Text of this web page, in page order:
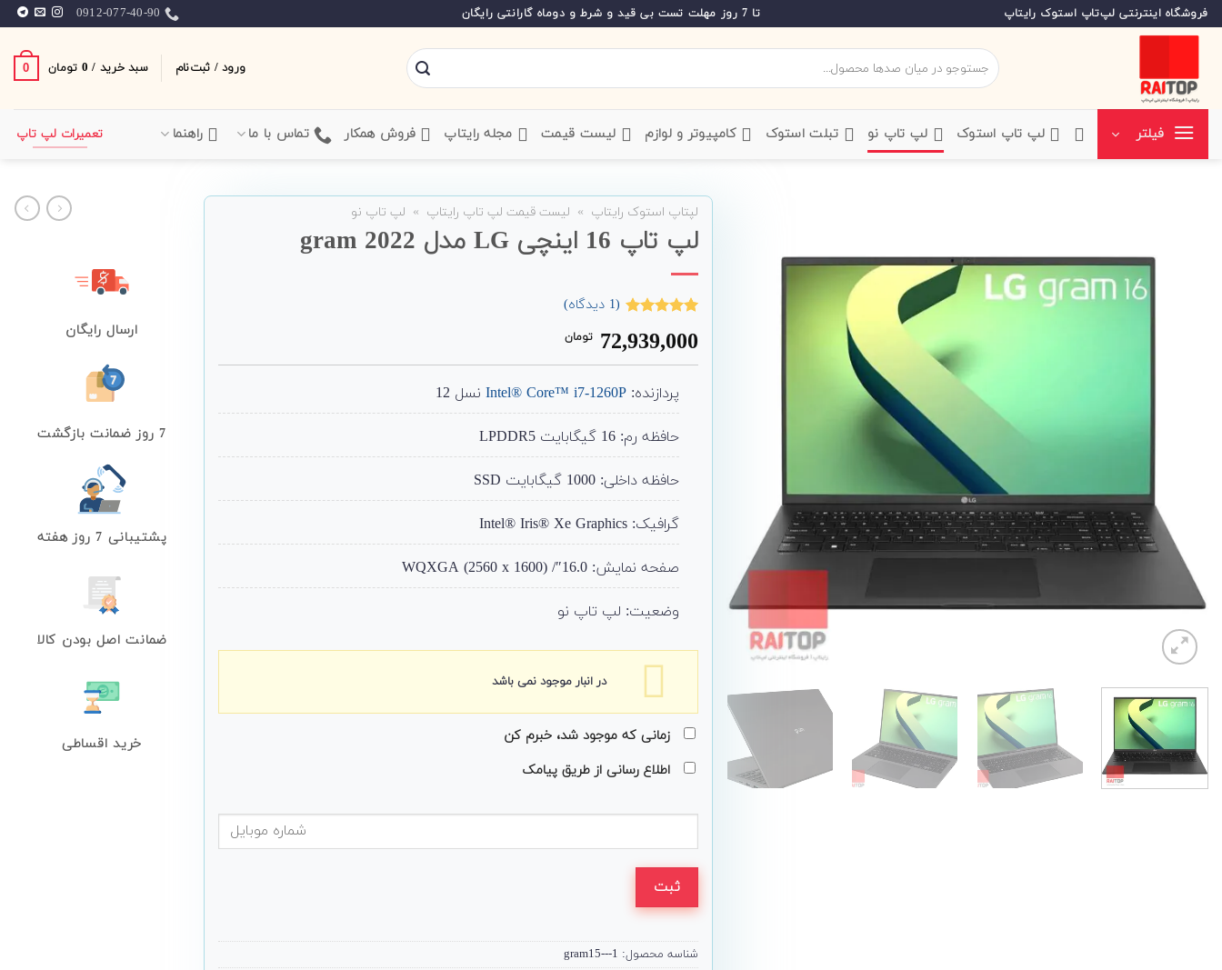
Skip
to
فروشگاه اینترنتی لپ‌تاپ استوک رایتاپ تا 7 روز مهلت تست بی قید و شرط و دوماه گارانتی رایگان 0912-077-40-90
جستجو
برای:
ورود / ثبت‌نام سبد خرید / 0 تومان 0
فیلتر ‌لپ تاپ استوک ‌لپ تاپ نو ‌ تبلت استوک ‌ کامپیوتر و لوازم ‌ لیست قیمت ‌ مجله رایتاپ فروش همکار تماس با ما راهنما تعمیرات لپ تاپ
لپتاپ استوک رایتاپ » لیست قیمت لپ تاپ رایتاپ » لپ تاپ نو
لپ تاپ 16 اینچی LG مدل gram 2022
از 5 امتیاز
مشتری
(
1 دیدگاه)
72,939,000 تومان
پردازنده: Intel® Core™ i7-1260Pنسل 12
حافظه رم: 16 گیگابایت LPDDR5
حافظه داخلی: 1000 گیگابایت SSD
گرافیک: Intel® Iris® Xe Graphics
صفحه نمایش: 16.0″/ WQXGA (2560 x 1600)
وضعیت: لپ تاپ نو
در انبار موجود نمی باشد
زمانی که موجود شد، خبرم کن
اطلاع رسانی از طریق پیامک
ثبت
شناسه محصول: gram15---1
ارسال رایگان
7 روز ضمانت بازگشت
پشتیبانی 7 روز هفته
ضمانت اصل بودن کالا
خرید اقساطی